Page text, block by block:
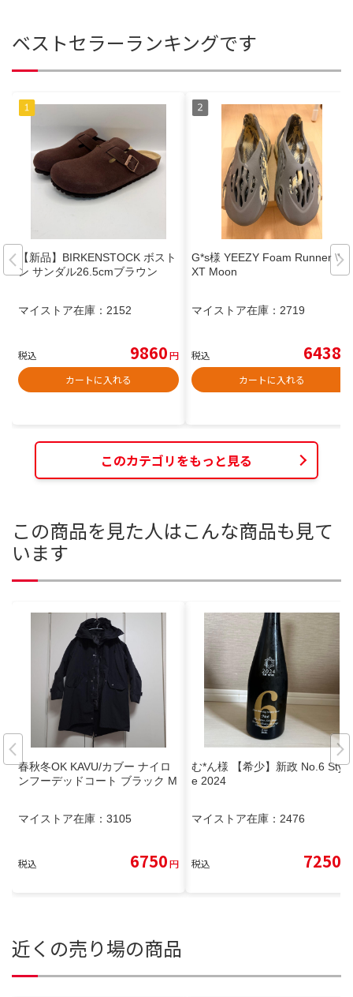
ベストセラーランキングです
【新品】BIRKENSTOCK ボスト
ン サンダル26.5cmブラウン
マイストア在庫： 2152
税込 9860円
カートに入れる
G*s様 YEEZY Foam Runner \"M
XT Moon
マイストア在庫： 2719
税込 6438
カートに入れる
このカテゴリをもっと見る
この商品を見た人はこんな商品も見て
います
春秋冬OK KAVU/カブー ナイロ
ンフーデッドコート ブラック M
マイストア在庫： 3105
税込 6750円
む*ん様 【希少】新政 No.6 Styp
e 2024
マイストア在庫： 2476
税込 7250
近くの売り場の商品